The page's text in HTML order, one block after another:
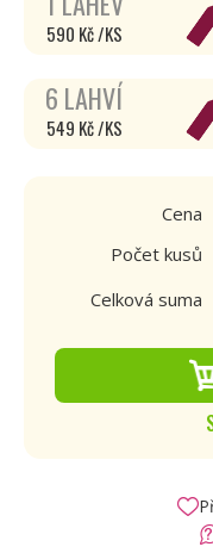
590 Kč /KS
6 LAHVÍ
549 Kč /KS
Cena
Počet kusů
Celková suma